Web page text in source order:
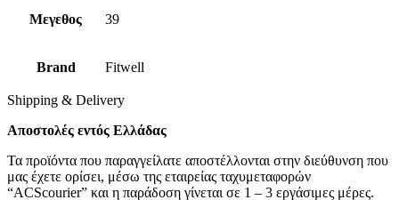
Μεγεθος 39
Brand Fitwell
Shipping & Delivery
Αποστολές εντός Ελλάδας
Τα προϊόντα που παραγγείλατε αποστέλλονται στην διεύθυνση που
μας έχετε ορίσει, μέσω της εταιρείας ταχυμεταφορών
“ACScourier” και η παράδοση γίνεται σε 1 – 3 εργάσιμες μέρες.